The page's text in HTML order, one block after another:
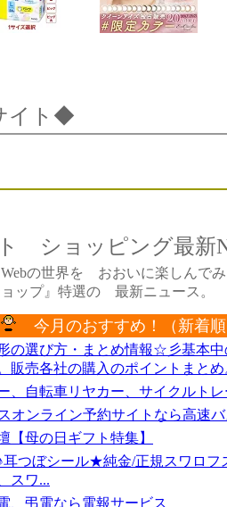
イト◆
ショッピング最新
の世界を おおいに楽しんでみ
ップ』特選の 最新ニュース。